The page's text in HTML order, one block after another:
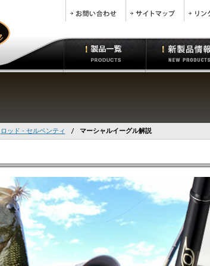
ロッド - セルペンティ マーシャルイーグル解説